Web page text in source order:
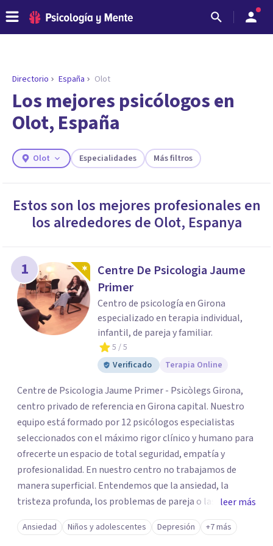
ENCONTRAR MI TERAPEUTA
¿Necesitas ayuda para encontrar el
psicólogo adecuado?
Responde a unas breves preguntas y te ofreceremos
necesidades.
Directorio España Olot
Los mejores psicólogos en
Olot, España
Olot Especialidades Más filtros
Estos son los mejores profesionales en
los alrededores de Olot, Espanya
1
Centre De Psicologia Jaume
Primer
Centro de psicología en Girona
especializado en terapia individual,
infantil, de pareja y familiar.
5 / 5
Verificado
Terapia Online
Centre de Psicologia Jaume Primer - Psicòlegs Girona,
centro privado de referencia en Girona capital. Nuestro
equipo está formado por 12 psicólogos especialistas
seleccionados con el máximo rigor clínico y humano para
ofrecerte un espacio de total seguridad, empatía y
profesionalidad. En nuestro centro no trabajamos de
manera superficial. Entendemos que la ansiedad, la
tristeza profunda, los problemas de pareja o las
dificultades de regulación emocional son solo la "punta
del iceberg" de heridas, necesidades o patrones que piden
leer más
Ansiedad Niños y adolescentes Depresión +7 más